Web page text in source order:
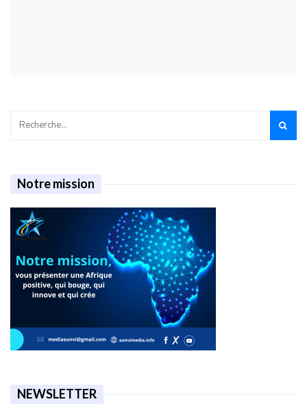
Notre mission
NEWSLETTER